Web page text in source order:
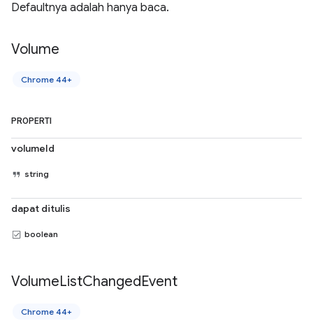
Defaultnya adalah hanya baca.
Volume
Chrome 44+
PROPERTI
volumeId
string
dapat ditulis
boolean
VolumeListChangedEvent
Chrome 44+